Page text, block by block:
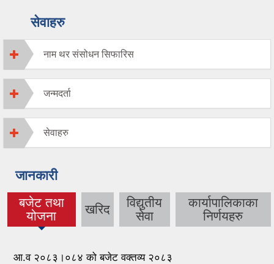
सेवाहरु
नाम थर संसोधन सिफारिस
जन्मदर्ता
सेवाहरु
जानकारी
बजेट तथा
योजना
(active tab) खरिद
विद्युतीय
सेवा
कार्यापालिकाका
निर्णयहरु
आ.व २०८३।०८४ को बजेट वक्तव्य २०८३